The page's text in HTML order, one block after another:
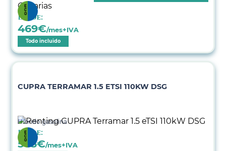
Desde:
469€/mes+IVA
Todo incluido
CUPRA TERRAMAR 1.5 ETSI 110KW DSG
Híbrido gasolina
Desde:
505€/mes+IVA